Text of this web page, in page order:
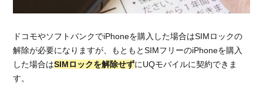
3.3.
SoftBank
とUQモ
ドコモやソフトバンクでiPhoneを購入した場合はSIMロックの
解除が必要になりますが、もともとSIMフリーのiPhoneを購入
した場合はSIMロックを解除せずにUQモバイルに契約できま
す。